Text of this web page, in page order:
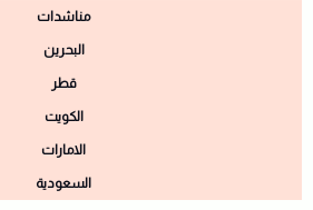
مناشدات
البحرين
قطر
الكويت
الامارات
السعودية